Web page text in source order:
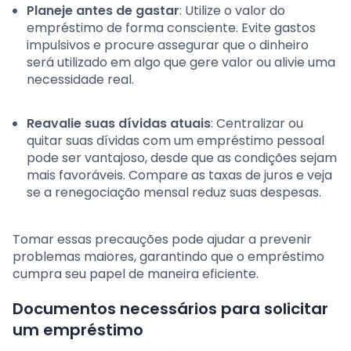
Planeje antes de gastar: Utilize o valor do
empréstimo de forma consciente. Evite gastos
impulsivos e procure assegurar que o dinheiro
será utilizado em algo que gere valor ou alivie uma
necessidade real.
Reavalie suas dívidas atuais: Centralizar ou
quitar suas dívidas com um empréstimo pessoal
pode ser vantajoso, desde que as condições sejam
mais favoráveis. Compare as taxas de juros e veja
se a renegociação mensal reduz suas despesas.
Tomar essas precauções pode ajudar a prevenir
problemas maiores, garantindo que o empréstimo
cumpra seu papel de maneira eficiente.
Documentos necessários para solicitar
um empréstimo